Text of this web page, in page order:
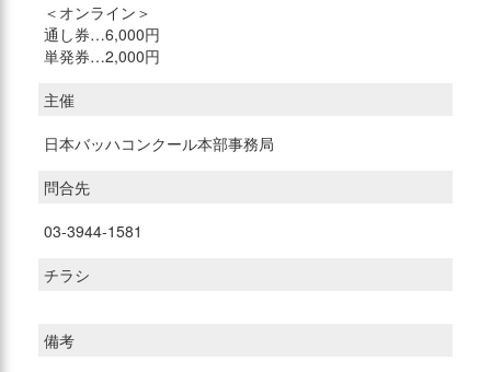
＜オンライン＞
通し券…6,000円
単発券…2,000円
主催
日本バッハコンクール本部事務局
問合先
03-3944-1581
チラシ
備考